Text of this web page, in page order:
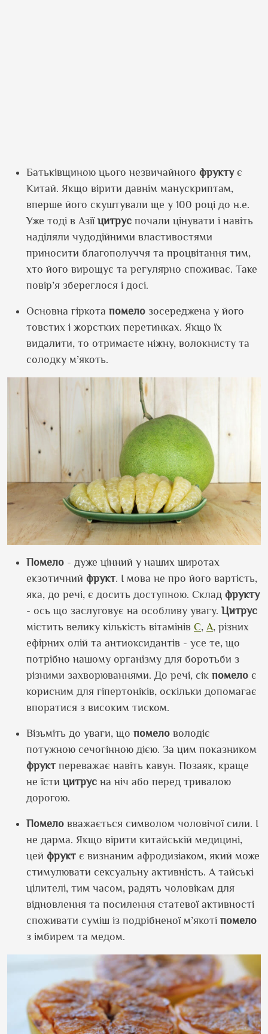
Батьківщиною цього незвичайного фруктує
Китай. Якщо вірити давнім манускриптам,
вперше його скуштували ще у 100 році до н.е.
Уже тоді в Азії цитрус почали цінувати і навіть
наділяли чудодійними властивостями
приносити благополуччя та процвітання тим,
хто його вирощує та регулярно споживає. Таке
повір’я збереглося і досі.
Основна гіркота помело зосереджена у його
товстих і жорстких перетинках. Якщо їх
видалити, то отримаєте ніжну, волокнисту та
солодку м’якоть.
Помело - дуже цінний у наших широтах
екзотичний фрукт. І мова не про його вартість,
яка, до речі, є досить доступною. Склад фрукту
- ось що заслуговує на особливу увагу. Цитрус
містить велику кількість вітамінів C, A, різних
ефірних олій та антиоксидантів - усе те, що
потрібно нашому організму для боротьби з
різними захворюваннями. До речі, сік помело є
корисним для гіпертоніків, оскільки допомагає
впоратися з високим тиском.
Візьміть до уваги, що помело володіє
потужною сечогінною дією. За цим показником
фрукт переважає навіть кавун. Позаяк, краще
не їсти цитрус на ніч або перед тривалою
дорогою.
Помело вважається символом чоловічої сили. І
не дарма. Якщо вірити китайській медицині,
цей фрукт є визнаним афродизіаком, який може
стимулювати сексуальну активність. А тайські
цілителі, тим часом, радять чоловікам для
відновлення та посилення статевої активності
споживати суміш із подрібненої м’якоті помело
з імбирем та медом.